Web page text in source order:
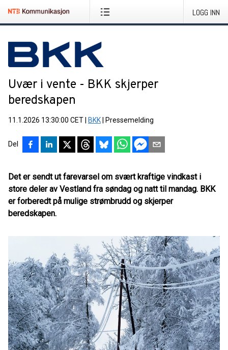
LOGG INN
Uvær i vente - BKK skjerper
beredskapen
11.1.2026 13:30:00 CET BKK Pressemelding
Del
Det er sendt ut farevarsel om svært kraftige vindkast i
store deler av Vestland fra søndag og natt til mandag. BKK
er forberedt på mulige strømbrudd og skjerper
beredskapen.